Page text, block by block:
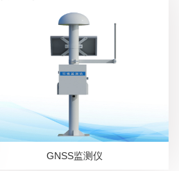
GNSS监测仪